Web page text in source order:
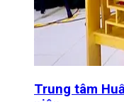
Trung tâm